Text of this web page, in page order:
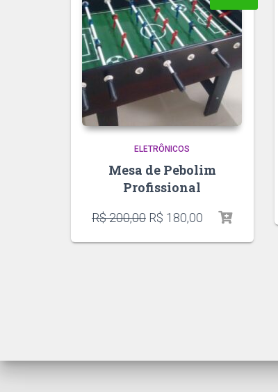
ELETRÔNICOS
Mesa de Pebolim
Profissional
R$200,00 R$ 180,00